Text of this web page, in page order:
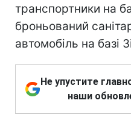
транспортники на
броньований
автомобіль на базі
Не упустите
наши